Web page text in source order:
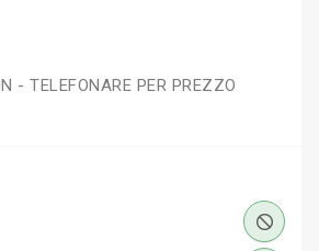
- TELEFONARE PER PREZZO